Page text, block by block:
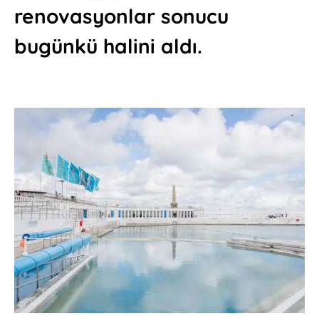
renovasyonlar sonucu
bugünkü halini aldı.